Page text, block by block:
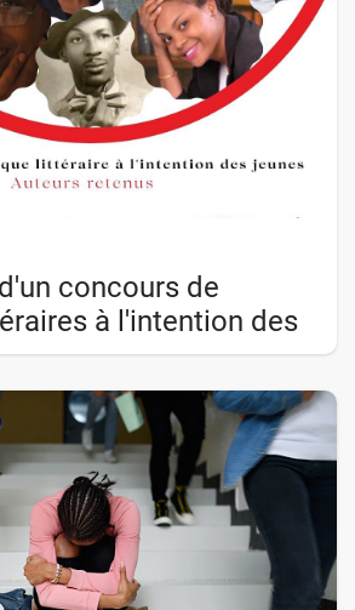
concours de
à l'intention des